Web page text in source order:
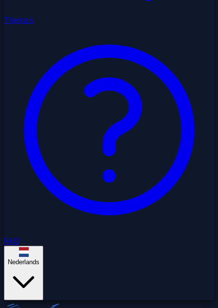
Thema's
FAQ
Nederlands